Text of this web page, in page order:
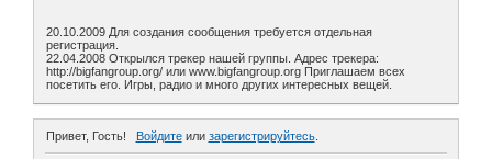
20.10.2009 Для создания сообщения требуется отдельная
регистрация.
22.04.2008 Открылся трекер нашей группы. Адрес трекера:
http://bigfangroup.org/ или www.bigfangroup.org Приглашаем всех
посетить его. Игры, радио и много других интересных вещей.
Привет, Гость! Войдитеили зарегистрируйтесь.